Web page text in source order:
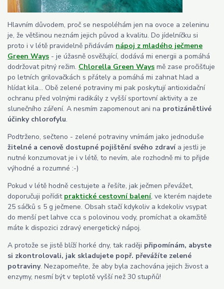
Hlavním důvodem, proč se nespoléhám jen na ovoce a zeleninu
je, že většinou neznám jejich původ a kvalitu. Do jídelníčku si
proto i v létě pravidelně přidávám nápoj z mladého ječmene
Green Ways - je úžasně osvěžující, dodává mi energii a pomáhá
dodržovat pitný režim. Chlorella Green Ways mě zase pročišťuje
po letních grilovačkách s přátely a pomáhá mi zahnat hlad a
hlídat kila... Obě zelené potraviny mi pak poskytují antioxidační
ochranu před volnými radikály z vyšší sportovní aktivity a ze
slunečního záření. A nesmím zapomenout ani na protizánětlivé
účinky chlorofylu.
Podtrženo, sečteno - zelené potraviny vnímám jako jednoduše
žitelné a cenově dostupné pojištění svého zdraví a jestli je
nutné konzumovat je i v létě, to nevím, ale rozhodně mi to přijde
výhodné a rozumné :-)
Pokud v létě hodně cestujete a řešíte, jak ječmen převážet,
doporučuji pořídit praktické cestovní balení, ve kterém najdete
25 sáčků s 5 g ječmene. Obsah stačí kdykoliv a kdekoliv vsypat
do menší pet lahve cca s polovinou vody, promíchat a okamžitě
máte k dispozici zdravý energetický nápoj.
A protože se jistě blíží horké dny, tak raději připomínám, abyste
si zkontrolovali, jak skladujete popř. převážíte zelené
potraviny. Nezapomeňte, že aby byla zachována jejich živost a
enzymy, nesmí být v teplotě vyšší než 30 stupňů!